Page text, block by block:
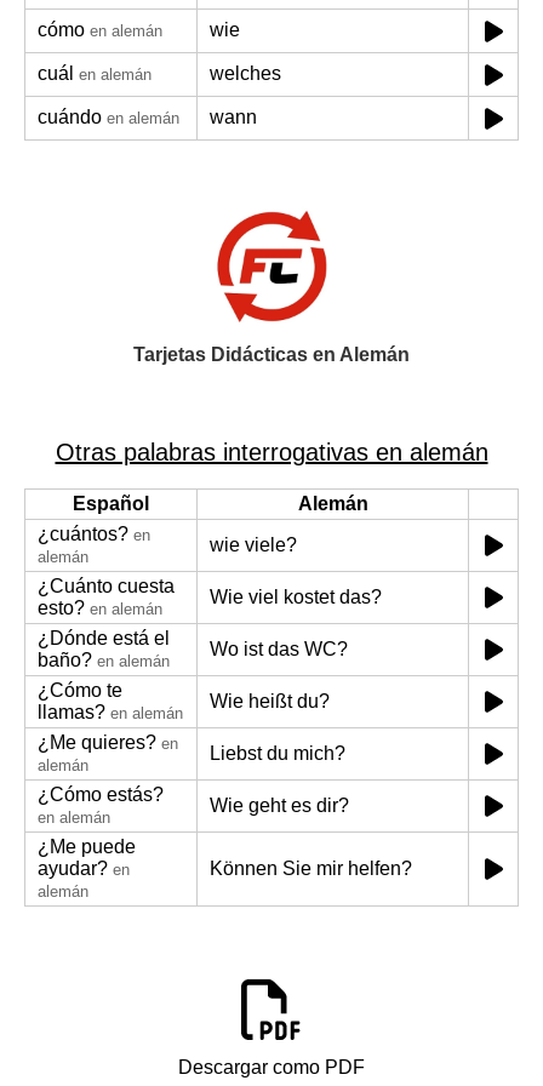
cómo en alemán wie
cuál en alemán welches
cuándo en alemán wann
Tarjetas Didácticas en Alemán
Otras palabras interrogativas en alemán
Español
Alemán
¿cuántos? en
alemán
wie viele?
¿Cuánto cuesta
esto? en alemán
Wie viel kostet das?
¿Dónde está el
baño? en alemán
Wo ist das WC?
¿Cómo te
llamas? en alemán
Wie heißt du?
¿Me quieres? en
alemán
Liebst du mich?
¿Cómo estás?
en alemán
Wie geht es dir?
¿Me puede
ayudar? en
alemán
Können Sie mir helfen?
Descargar como PDF